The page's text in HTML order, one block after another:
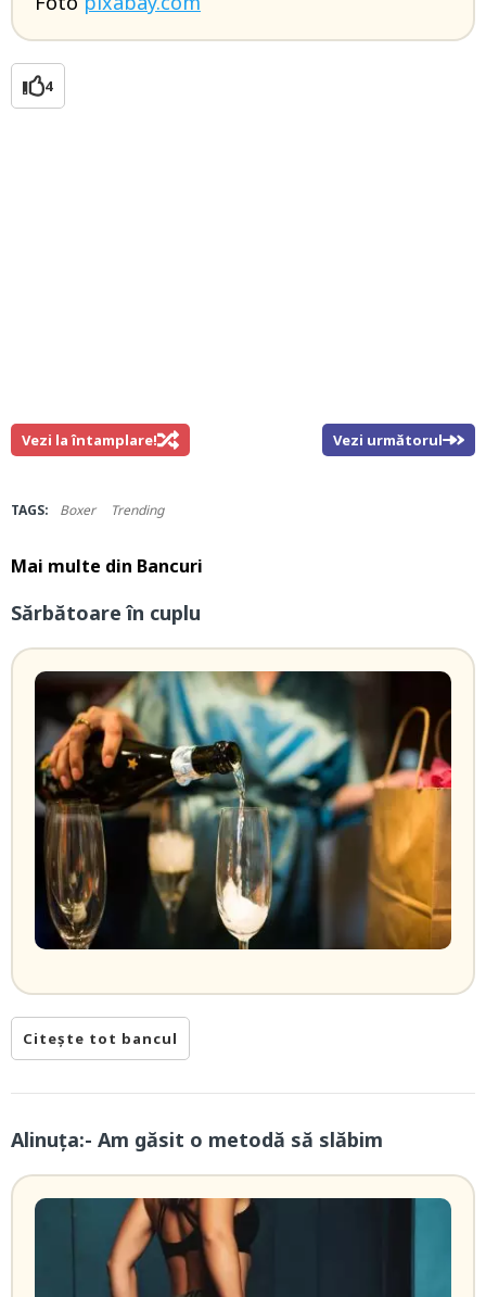
4
Vezi la întamplare! Vezi următorul
TAGS: Boxer Trending
Mai multe din Bancuri
Sărbătoare în cuplu
Citește tot bancul
Alinuța:- Am găsit o metodă să slăbim